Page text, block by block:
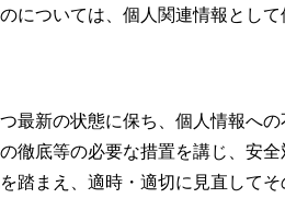
については、個人関連情報とし
最新の状態に保ち、個人情報へ
徹底等の必要な措置を講じ、安
踏まえ、適時・適切に見直してそ